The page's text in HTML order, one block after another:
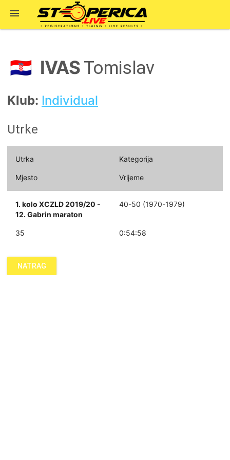

🇭🇷 IVASTomislav
Klub: Individual
Utrke
Utrka Kategorija
Mjesto Vrijeme
1. kolo XCZLD 2019/20 -
12. Gabrin maraton
40-50 (1970-1979)
35 0:54:58
NATRAG